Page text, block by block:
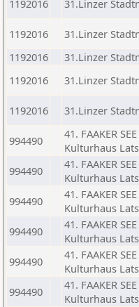
1192016 31.Linzer
1192016 31.Linzer
1192016
31.Linzer
1192016
31.Linzer
1192016 31.Linzer
994490
41. FAAKER
Kulturhaus
994490
41. FAAKER
Kulturhaus
994490
41. FAAKER
Kulturhaus
994490
41. FAAKER
Kulturhaus
994490
41. FAAKER
Kulturhaus
994490
41. FAAKER
Kulturhaus